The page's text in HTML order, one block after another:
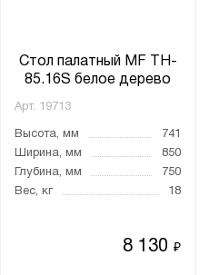
Стол палатный MF TH-
85.16S белое дерево
Арт. 19713
Высота, мм
741
Ширина, мм
850
Глубина, мм
750
Вес, кг
18
8 130₽
от до
Количество полок, шт.:
Нагрузка на полку, кг: